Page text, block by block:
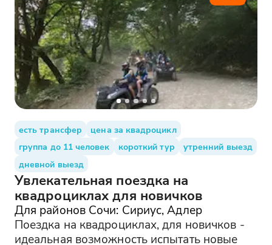
есть трансфер
цена за квадроцикл
группа до 11 человек
короткий тур
утренний выезд
дневной выезд
Увлекательная поездка на
квадроциклах для новичков
Для районов Сочи: Сириус, Адлер
Поездка на квадроциклах, для новичков -
идеальная возможность испытать новые